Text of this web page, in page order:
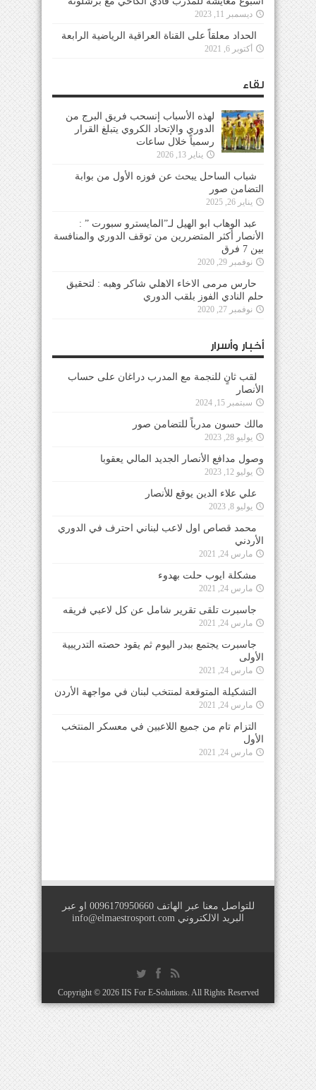
ديسمبر 11, 2023
الحداد معلقاً على القناة العراقية الرياضية الرابعة
أكتوبر 6, 2021
لقاء
لهذه الأسباب إنسحب فريق البرج من
الدوري والإتحاد الكروي يتبلغ القرار
رسمياً خلال ساعات
يناير 13, 2026
شباب الساحل يبحث عن فوزه الأول من بوابة
التضامن صور
يناير 26, 2025
عبد الوهاب ابو الهيل لـ”المايسترو سبورت ” :
الأنصار أكثر المتضررين من توقف الدوري والمنافسة
بين 7 فرق
نوفمبر 29, 2020
حارس مرمى الاخاء الاهلي شاكر وهبه : لتحقيق
حلم النادي الفوز بلقب الدوري
نوفمبر 27, 2020
أخبار وأسرار
لقب ثانٍ للنجمة مع المدرب دراغان على حساب
الأنصار
سبتمبر 15, 2024
مالك حسون مدرباً للتضامن صور
يوليو 28, 2023
وصول مدافع الأنصار الجديد المالي يعقوبا
يوليو 12, 2023
علي علاء الدين يوقع للأنصار
يوليو 8, 2023
محمد قصاص اول لاعب لبناني احترف في الدوري
الأردني
مارس 24, 2021
مشكلة ايوب حلت بهدوء
مارس 24, 2021
جاسبرت تلقى تقرير شامل عن كل لاعبي فريقه
مارس 24, 2021
جاسبرت يجتمع ببدر اليوم ثم يقود حصته التدريبية
الأولى
مارس 24, 2021
التشكيلة المتوقعة لمنتخب لبنان في مواجهة الأردن
مارس 24, 2021
التزام تام من جميع اللاعبين في معسكر المنتخب
الأول
مارس 24, 2021
للتواصل معنا عبر الهاتف 0096170950660 او عبر
البريد الالكتروني info@elmaestrosport.com
Copyright © 2026 IIS For E-Solutions. All Rights Reserved